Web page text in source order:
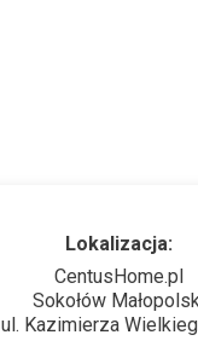
Lokalizacja:
CentusHome.pl
Sokołów
ul. Kazimierza